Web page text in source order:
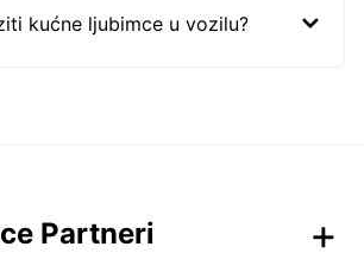
kućne ljubimce u vozilu?
Partneri